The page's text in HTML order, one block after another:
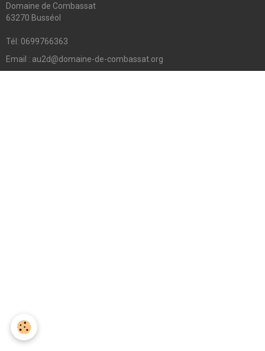
Domaine de Combassat
63270 Busséol
Tél: 0699766363
Email : au2d@domaine-de-combassat.org